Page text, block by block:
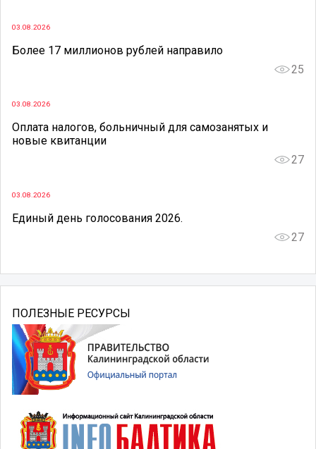
03.08.2026
Более 17 миллионов рублей направило
25
03.08.2026
Оплата налогов, больничный для самозанятых и
новые квитанции
27
03.08.2026
Единый день голосования 2026.
27
ПОЛЕЗНЫЕ РЕСУРСЫ